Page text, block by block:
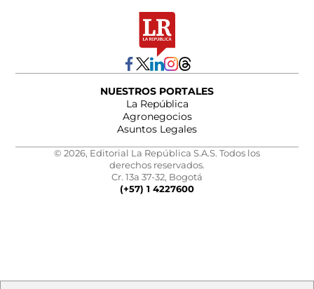
NUESTROS PORTALES
La República
Agronegocios
Asuntos Legales
© 2026, Editorial La República S.A.S. Todos los
derechos reservados.
Cr. 13a 37-32, Bogotá
(+57) 1 4227600